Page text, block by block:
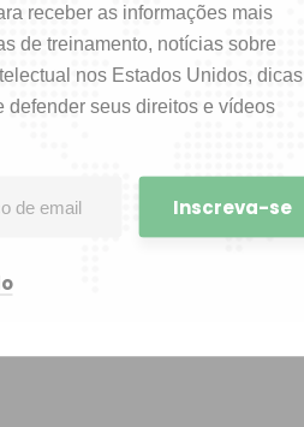
receber as informações mais
de treinamento, notícias sobre
nos Estados Unidos, dicas
defender seus direitos e vídeos